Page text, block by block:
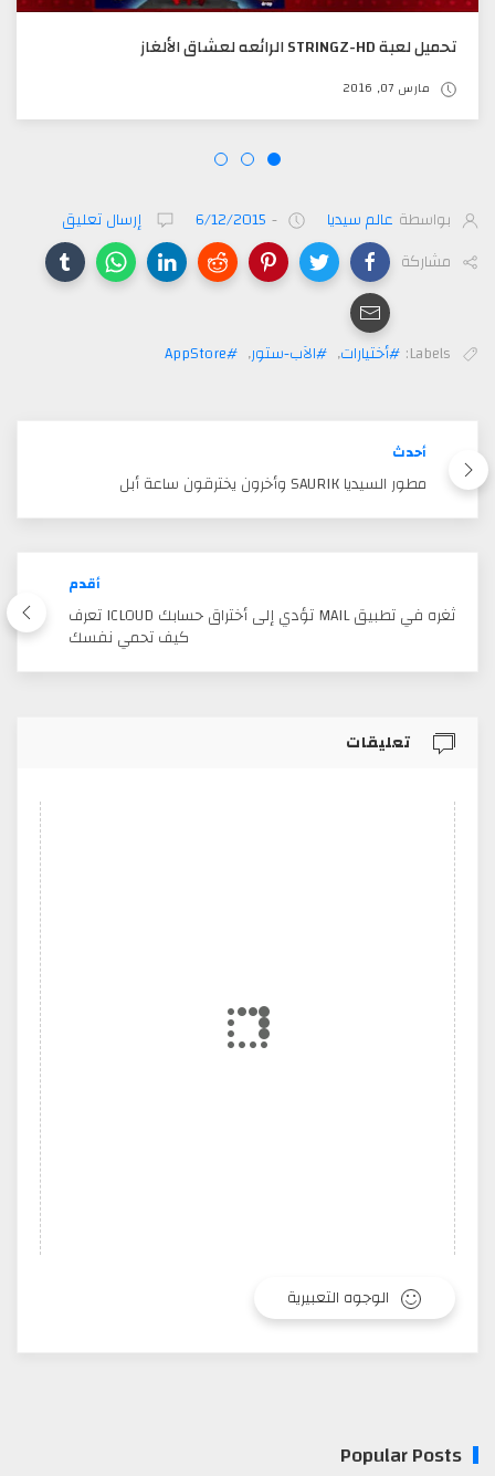
تحميل لعبة STRINGZ-HD الرائعه لعشاق الألغاز
مارس 07, 2016
بواسطة عالم سيديا -
6/12/2015
إرسال تعليق
مشاركة
Labels: #أختيارات, #الآب-ستور,
#AppStore
أحدث
مطور السيديا SAURIK وأخرون يخترقون ساعة أبل
أقدم
ثغره في تطبيق MAIL تؤدي إلى أختراق حسابك ICLOUD تعرف
كيف تحمي نفسك
تعليقات
الوجوه التعبيرية
Popular Posts